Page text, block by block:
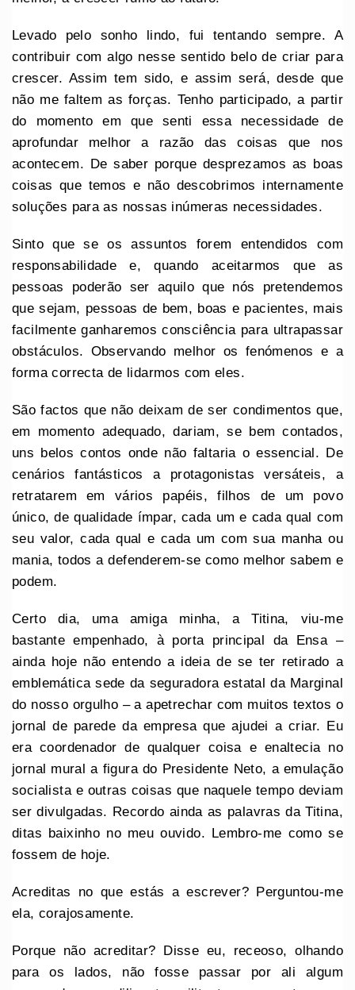
Levado pelo sonho lindo, fui tentando sempre. A
contribuir com algo nesse sentido belo de criar para
crescer. Assim tem sido, e assim será, desde que
não me faltem as forças. Tenho participado, a partir
do momento em que senti essa necessidade de
aprofundar melhor a razão das coisas que nos
acontecem. De saber porque desprezamos as boas
coisas que temos e não descobrimos internamente
soluções para as nossas inúmeras necessidades.
Sinto que se os assuntos forem entendidos com
responsabilidade e, quando aceitarmos que as
pessoas poderão ser aquilo que nós pretendemos
que sejam, pessoas de bem, boas e pacientes, mais
facilmente ganharemos consciência para ultrapassar
obstáculos. Observando melhor os fenómenos e a
forma correcta de lidarmos com eles.
São factos que não deixam de ser condimentos que,
em momento adequado, dariam, se bem contados,
uns belos contos onde não faltaria o essencial. De
cenários fantásticos a protagonistas versáteis, a
retratarem em vários papéis, filhos de um povo
único, de qualidade ímpar, cada um e cada qual com
seu valor, cada qual e cada um com sua manha ou
mania, todos a defenderem-se como melhor sabem e
podem.
Certo dia, uma amiga minha, a Titina, viu-me
bastante empenhado, à porta principal da Ensa –
ainda hoje não entendo a ideia de se ter retirado a
emblemática sede da seguradora estatal da Marginal
do nosso orgulho – a apetrechar com muitos textos o
jornal de parede da empresa que ajudei a criar. Eu
era coordenador de qualquer coisa e enaltecia no
jornal mural a figura do Presidente Neto, a emulação
socialista e outras coisas que naquele tempo deviam
ser divulgadas. Recordo ainda as palavras da Titina,
ditas baixinho no meu ouvido. Lembro-me como se
fossem de hoje.
Acreditas no que estás a escrever? Perguntou-me
ela, corajosamente.
Porque não acreditar? Disse eu, receoso, olhando
para os lados, não fosse passar por ali algum